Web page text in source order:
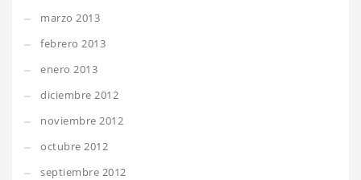
marzo 2013
febrero 2013
enero 2013
diciembre 2012
noviembre 2012
octubre 2012
septiembre 2012